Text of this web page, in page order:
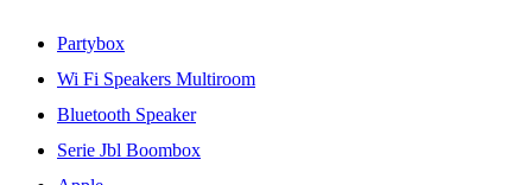
Partybox
Wi Fi Speakers Multiroom
Bluetooth Speaker
Serie Jbl Boombox